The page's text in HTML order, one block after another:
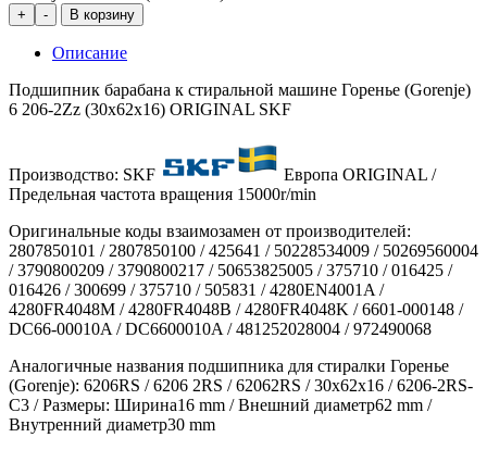
+ - В корзину
Описание
Подшипник барабана к стиральной машине Горенье (Gorenje)
6 206-2Zz (30x62x16) ORIGINAL SKF
Производство: SKF
Европа ORIGINAL /
Предельная частота вращения 15000r/min
Оригинальные коды взаимозамен от производителей:
2807850101 / 2807850100 / 425641 / 50228534009 / 50269560004
/ 3790800209 / 3790800217 / 50653825005 / 375710 / 016425 /
016426 / 300699 / 375710 / 505831 / 4280EN4001A /
4280FR4048M / 4280FR4048B / 4280FR4048K / 6601-000148 /
DC66-00010A / DC6600010A / 481252028004 / 972490068
Аналогичные названия подшипника для стиралки Горенье
(Gorenje): 6206RS / 6206 2RS / 62062RS / 30x62x16 / 6206-2RS-
C3 / Размеры: Ширина16 mm / Внешний диаметр62 mm /
Внутренний диаметр30 mm